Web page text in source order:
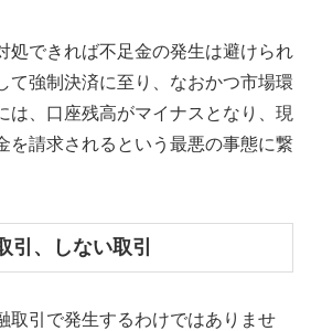
処できれば不足金の発生は避けられ
て強制決済に至り、なおかつ市場環
は、口座残高がマイナスとなり、現
を請求されるという最悪の事態に繋
引、しない取引
取引で発生するわけではありませ